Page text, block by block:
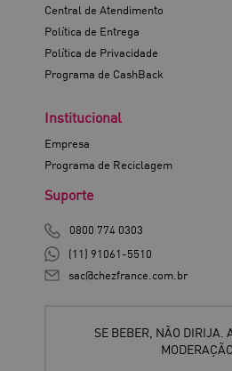
Central de Atendimento
Política de Entrega
Política de Privacidade
Programa de CashBack
Institucional
Empresa
Programa de Reciclagem
Suporte
0800 774 0303
(11) 91061-5510
sac@chezfrance.com.br
SE BEBER, NÃO DIRIJA.